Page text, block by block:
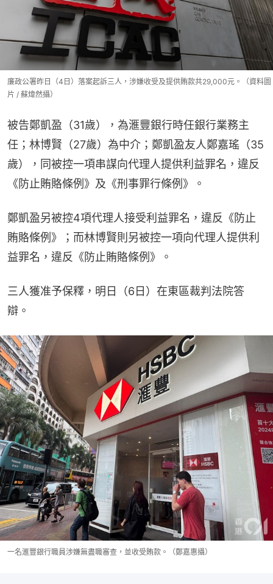
廉政公署昨日（4日）落案起訴三人，涉嫌收受及提供賄款共29,000元。（資料圖
片 / 蘇煒然攝）
被告鄭凱盈（31歲），為滙豐銀行時任銀行業務主
任；林博賢（27歲）為中介；鄭凱盈友人鄭嘉瑤（35
歲），同被控一項串謀向代理人提供利益罪名，違反
《防止賄賂條例》及《刑事罪行條例》。
鄭凱盈另被控4項代理人接受利益罪名，違反《防止
賄賂條例》；而林博賢則另被控一項向代理人提供利
益罪名，違反《防止賄賂條例》。
三人獲准予保釋，明日（6日）在東區裁判法院答
辯。
一名滙豐銀行職員涉嫌無盡職審查，並收受賄款。（鄭嘉惠攝）